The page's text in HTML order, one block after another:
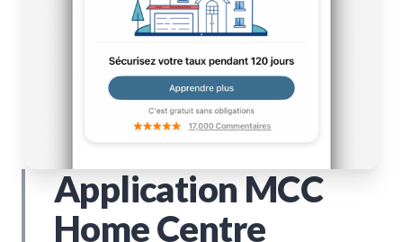
Application MCC
Home Centre